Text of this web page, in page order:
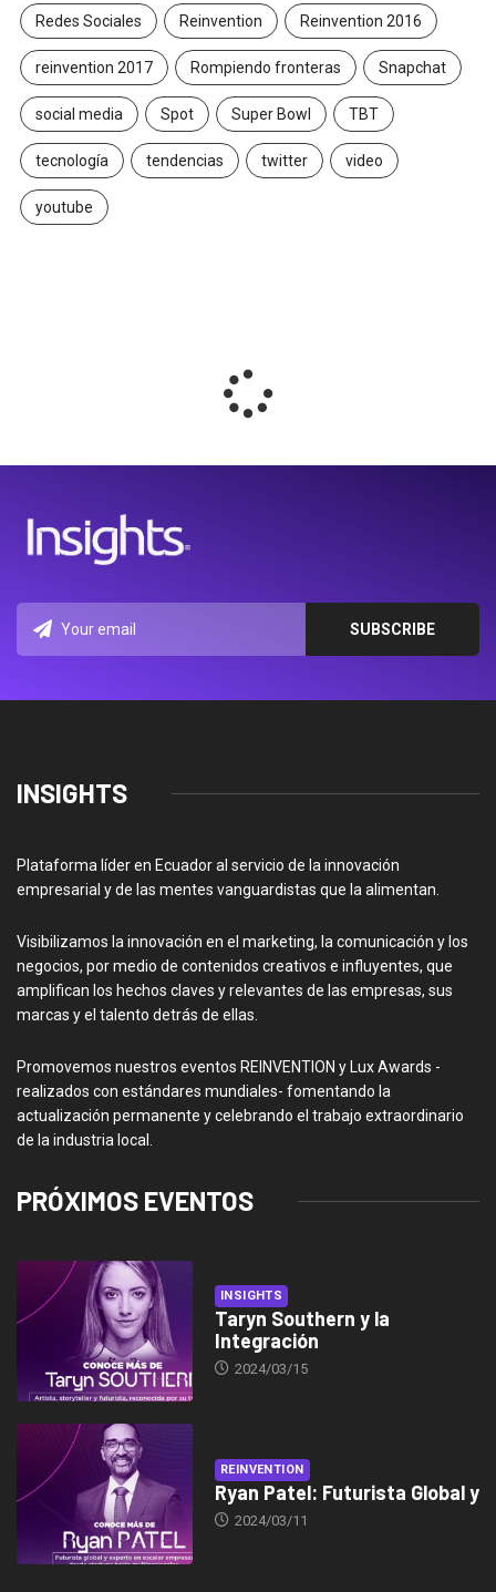
Redes Sociales Reinvention Reinvention 2016
reinvention 2017 Rompiendo fronteras Snapchat
social media Spot Super Bowl TBT
tecnología tendencias twitter video
youtube
INSIGHTS
Plataforma líder en Ecuador al servicio de la innovación
empresarial y de las mentes vanguardistas que la alimentan.
Visibilizamos la innovación en el marketing, la comunicación y los
negocios, por medio de contenidos creativos e influyentes, que
amplifican los hechos claves y relevantes de las empresas, sus
marcas y el talento detrás de ellas.
Promovemos nuestros eventos REINVENTION y Lux Awards -
realizados con estándares mundiales- fomentando la
actualización permanente y celebrando el trabajo extraordinario
de la industria local.
PRÓXIMOS EVENTOS
INSIGHTS
Taryn Southern y la
Integración
2024/03/15
REINVENTION
Ryan Patel: Futurista Global y
2024/03/11